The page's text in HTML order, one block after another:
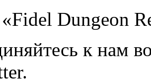
«Fidel Dungeon
к нам